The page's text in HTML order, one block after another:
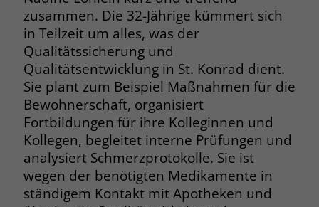
zusammen. Die 32-Jährige kümmert sich
in Teilzeit um alles, was der
Qualitätssicherung und
Qualitätsentwicklung in St. Konrad dient.
Sie plant zum Beispiel Maßnahmen für die
Bewohnerschaft, organisiert
Fortbildungen für ihre Kolleginnen und
Kollegen, begleitet interne Prüfungen und
analysiert Schmerzprotokolle. Sie ist
wegen der benötigten Medikamente in
ständigem Kontakt mit Apotheken und
Anbieter www.stiftung-liebenau.de
Laufzeit 1 Monat
Zweck
Behält die Zustimmung des Benutzers
zum Cookie Opt-In
Name __cf_bm
Anbieter .fonts.net
Laufzeit 30 Minuten
Laufzeit 1 Jahr
Zweck
Microsoft Clarity setzt dieses Cookie,
um die Seitenaufrufe eines Benutzers
zu speichern und in einer einzigen
Sitzungsaufzeichnung
zusammenzufassen.
Name _gcl_au
Anbieter Google Ads